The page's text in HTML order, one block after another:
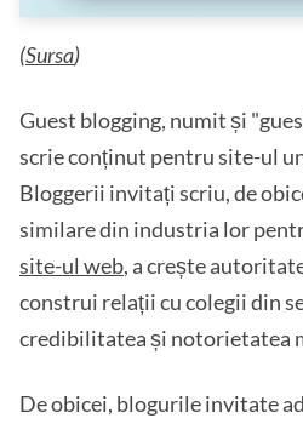
(Sursa)
Guest blogging, numit și
scrie conținut pentru site-ul
Bloggerii invitați scriu, de
similare din industria lor
site-ul web, a crește
construi relații cu colegii din
credibilitatea și notorietatea
De obicei, blogurile invitate